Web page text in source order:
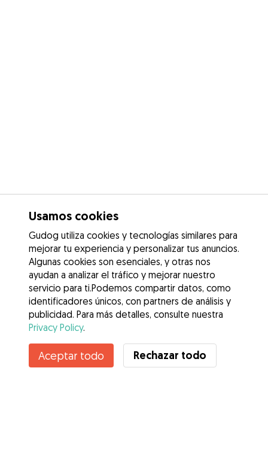
Contacta con violeta
¿Conoces los Beneficios de Gudog? Ver más
Usamos cookies
Gudog utiliza cookies y tecnologías similares para
mejorar tu experiencia y personalizar tus anuncios.
Algunas cookies son esenciales, y otras nos
ayudan a analizar el tráfico y mejorar nuestro
servicio para ti.Podemos compartir datos, como
identificadores únicos, con partners de análisis y
publicidad. Para más detalles, consulte nuestra
Privacy Policy.
Aceptar todo Rechazar todo